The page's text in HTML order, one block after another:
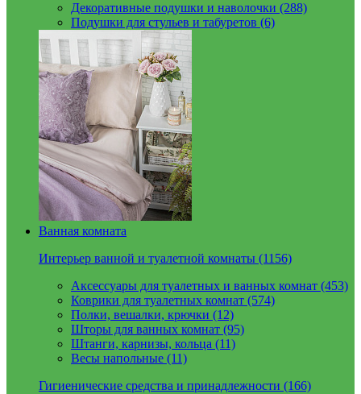
Декоративные подушки и наволочки (288)
Подушки для стульев и табуретов (6)
Ванная комната
Интерьер ванной и туалетной комнаты (1156)
Аксессуары для туалетных и ванных комнат (453)
Коврики для туалетных комнат (574)
Полки, вешалки, крючки (12)
Шторы для ванных комнат (95)
Штанги, карнизы, кольца (11)
Весы напольные (11)
Гигиенические средства и принадлежности (166)